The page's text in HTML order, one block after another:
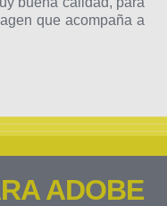
que acompaña a
ADOBE